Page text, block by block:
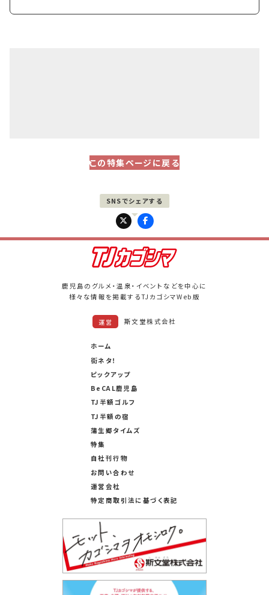
この特集ページに戻る
鹿児島のグルメ・温泉・イベントなどを中心に
様々な情報を掲載するTJカゴシマWeb版
運営 斯文堂株式会社
ホーム
街ネタ！
ピックアップ
BeCAL鹿児島
TJ半額ゴルフ
TJ半額の宿
蒲生郷タイムズ
特集
自社刊行物
お問い合わせ
運営会社
特定商取引法に基づく表記